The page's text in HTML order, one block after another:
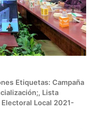
Etiquetas: Campaña
, Lista
Local 2021-